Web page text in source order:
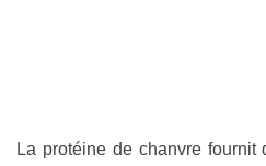
La protéine de chanvre